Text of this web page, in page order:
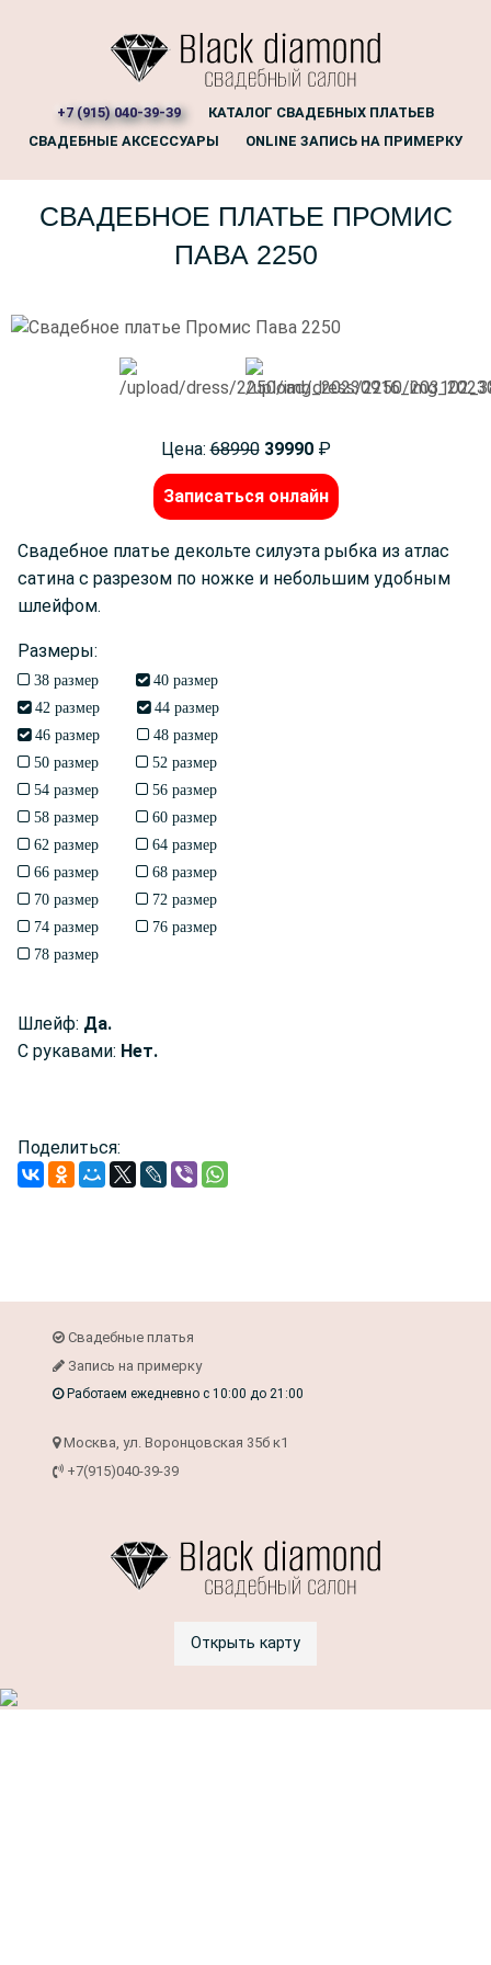
+7 (915) 040-39-39
КАТАЛОГ СВАДЕБНЫХ ПЛАТЬЕВ
СВАДЕБНЫЕ АКСЕССУАРЫ
ONLINE ЗАПИСЬ НА ПРИМЕРКУ
СВАДЕБНОЕ ПЛАТЬЕ ПРОМИС
ПАВА 2250
Цена:68990 39990₽
Записаться онлайн
Свадебное платье декольте силуэта рыбка из атлас
сатина с разрезом по ножке и небольшим удобным
шлейфом.
Размеры:
38 размер
40 размер
42 размер
44 размер
46 размер
48 размер
50 размер
52 размер
54 размер
56 размер
58 размер
60 размер
62 размер
64 размер
66 размер
68 размер
70 размер
72 размер
74 размер
76 размер
78 размер
Шлейф: Да.
С рукавами: Нет.
Поделиться:
Свадебные платья
Запись на примерку
Работаем ежедневно с 10:00 до 21:00
Москва, ул. Воронцовская 35б к1
+7(915)040-39-39
Открыть карту